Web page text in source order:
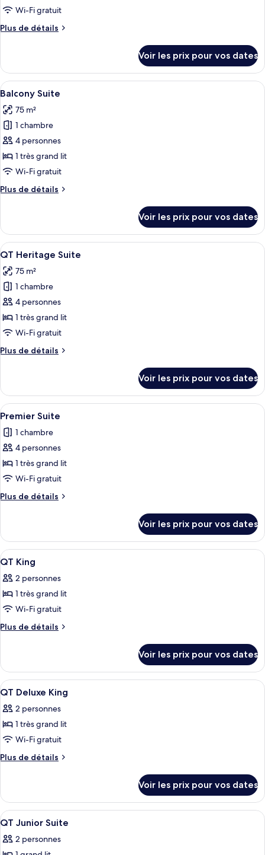
type
chambre :
Wi-Fi gratuit
Plus de détails
Plus
le
type
de
chambre
Corner
Suite
Voir les prix pour vos dates
Afficher
toutes
les
photos
pour
ce
type
chambre :
Une chambre d’hôtel moderne
8
Balcony Suite
75 m²
1 chambre
4 personnes
1 très grand lit
Wi-Fi gratuit
Plus de détails
Plus
le
type
de
Balcony
Suite
Voir les prix pour vos dates
Afficher
toutes
les
photos
pour
ce
type
chambre :
Suite
Une chambre d’hôtel avec un
8
QT Heritage Suite
75 m²
1 chambre
4 personnes
1 très grand lit
Wi-Fi gratuit
Plus de détails
Plus
le
type
de
QT
Heritage
Voir les prix pour vos dates
Afficher
toutes
les
photos
pour
ce
type
de
Premier
Suite
Une chambre d’hôtel avec un
7
Premier Suite
1 chambre
4 personnes
1 très grand lit
Wi-Fi gratuit
Plus de détails
Plus
le
type
de
chambre
Premier
Suite
Voir les prix pour vos dates
Afficher
toutes
les
photos
pour
ce
chambre :
QT
King
Literie de qualité supérieure, couette
3
QT King
2 personnes
1 très grand lit
Wi-Fi gratuit
Plus de détails
Plus
le
type
de
QT
King
Voir les prix pour vos dates
Afficher
toutes
les
photos
pour
ce
chambre :
QT
Deluxe
King
Literie de qualité supérieure, couette
5
QT Deluxe King
2 personnes
1 très grand lit
Wi-Fi gratuit
Plus de détails
Plus
le
type
de
QT
Deluxe
Voir les prix pour vos dates
Afficher
toutes
les
Literie de qualité supérieure, couette
4
QT Junior Suite
2 personnes